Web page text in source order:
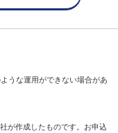
うな運用ができない場合があ
が作成したものです。お申込